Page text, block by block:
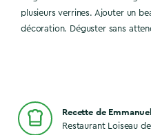
plusieurs verrines. Ajouter un
décoration. Déguster sans
Recette de
Restaurant Loiseau